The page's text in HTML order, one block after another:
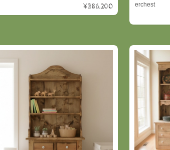
¥386,200
erchest